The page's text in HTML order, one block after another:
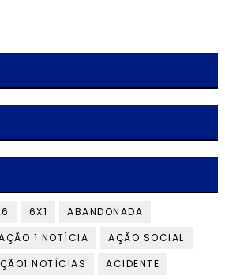
6X1
ABANDONADA
1 NOTÍCIA
AÇÃO SOCIAL
NOTÍCIAS ACIDENTE